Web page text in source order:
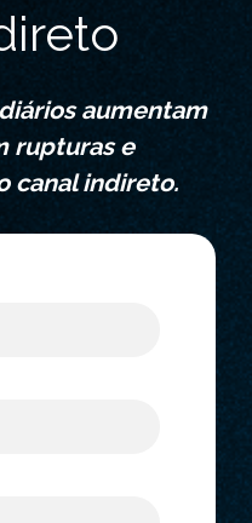
aumentam
rupturas e
canal indireto.